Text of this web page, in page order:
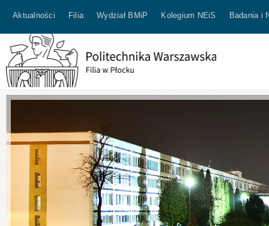
Aktualności Filia Wydział BMiP Kolegium NEiS Badania i